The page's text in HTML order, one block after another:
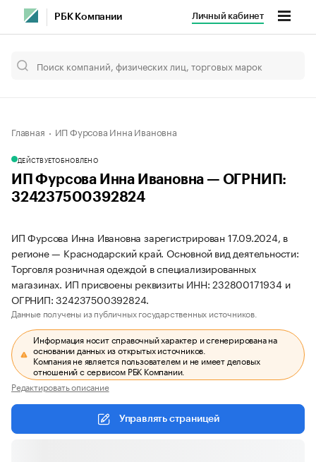
РБК Компании Личный кабинет
Главная ИП Фурсова Инна Ивановна
ДЕЙСТВУЕТОБНОВЛЕНО
ИП Фурсова Инна Ивановна — ОГРНИП:
324237500392824
ИП Фурсова Инна Ивановна зарегистрирован 17.09.2024, в
регионе — Краснодарский край. Основной вид деятельности:
Торговля розничная одеждой в специализированных
магазинах. ИП присвоены реквизиты ИНН: 232800171934 и
ОГРНИП: 324237500392824.
Данные получены из публичных государственных источников.
Информация носит справочный характер и сгенерирована на
основании данных из открытых источников.
Компания не является пользователем и не имеет деловых
отношений с сервисом РБК Компании.
Редактировать описание
Управлять страницей